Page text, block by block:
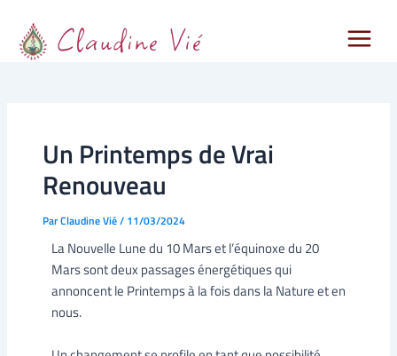
contenu
Menu
Un Printemps de Vrai
Renouveau
ParClaudine Vié/ 11/03/2024
La Nouvelle Lune du 10 Mars et l’équinoxe du 20
Mars sont deux passages énergétiques qui
annoncent le Printemps à la fois dans la Nature et en
nous.
des
articles